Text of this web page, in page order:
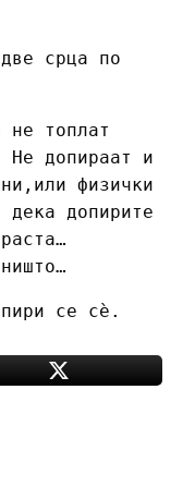
срца по
не топлат
Не допираат и
физички
допирите
се сѐ.